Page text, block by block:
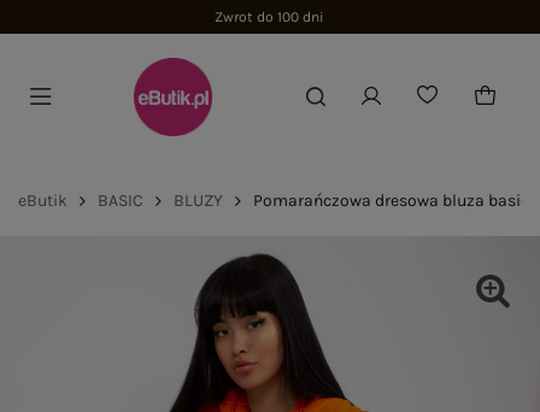
Zwrot do 100 dni
eButik BASIC BLUZY Pomarańczowa dresowa bluza basic